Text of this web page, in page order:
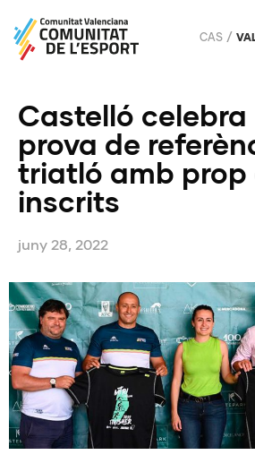
CAS
Castelló celebra
prova de
triatló amb prop
inscrits
juny 28, 2022